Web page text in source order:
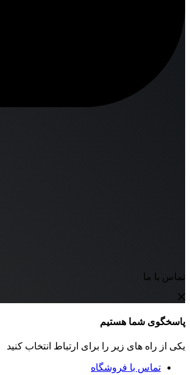
تماس با ما
پاسخگوی شما هستیم
یکی از راه های زیر را برای ارتباط انتخاب کنید
تماس با فروشگاه